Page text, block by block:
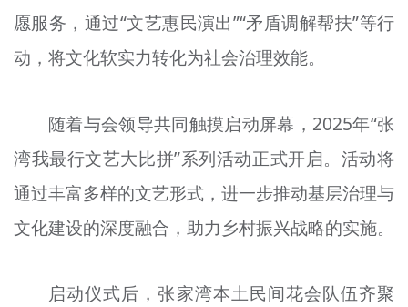
愿服务，通过“文艺惠民演出”“矛盾调解帮扶”等行
动，将文化软实力转化为社会治理效能。
随着与会领导共同触摸启动屏幕，2025年“张
湾我最行文艺大比拼”系列活动正式开启。活动将
通过丰富多样的文艺形式，进一步推动基层治理与
文化建设的深度融合，助力乡村振兴战略的实施。
启动仪式后，张家湾本土民间花会队伍齐聚